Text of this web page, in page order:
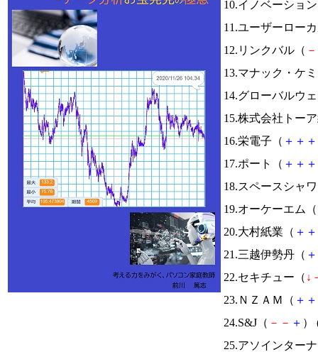
10.イノベーショ
11.ユーザーロー
12.リンクバル（ －
13.マナック・ケ
14.グローバルウ
15.株式会社トー
16.栄電子（ ＋ ＋ ＋
17.ポート（ ＋ ＋ ＋
18.スペースシャ
19.オーケーエム（
20.大村紙業（ ＋ ＋
21.三越伊勢丹（ ＋
22.セキチュー（ ↓
23.ＮＺＡＭ（ ＋ ＋
24.S&J（ － － ＋ ）
25.アソインター